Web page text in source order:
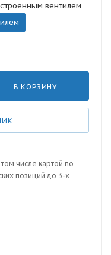
вентилем
В КОРЗИНУ
числе картой по
позиций до 3-х